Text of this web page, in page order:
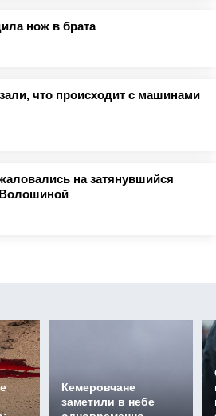
нож в брата
что происходит с машинами
на затянувшийся
Кемеровчане
заметили в небе